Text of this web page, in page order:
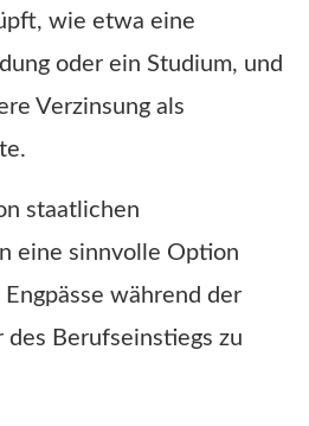
wie etwa eine
oder ein Studium, und
Verzinsung als
staatlichen
eine sinnvolle Option
während der
Berufseinstiegs zu